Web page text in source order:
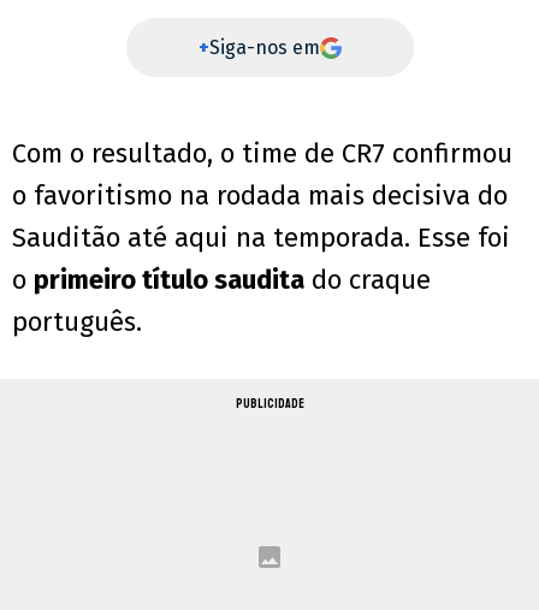
+Siga-nos em
Com o resultado, o time de CR7 confirmou
o favoritismo na rodada mais decisiva do
Sauditão até aqui na temporada. Esse foi
o primeiro título saudita do craque
português.
PUBLICIDADE